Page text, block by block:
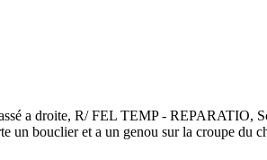
a droite, R/ FEL TEMP - REPARATIO,
un bouclier et a un genou sur la croupe